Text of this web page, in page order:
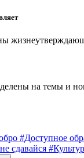
на темы и
#Доступное
сдавайся